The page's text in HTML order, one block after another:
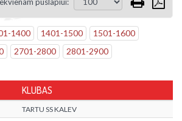
-1400 1401 -1500 1501 -1600
2701 -2800 2801 -2900
KLUBAS
TARTU SS KALEV